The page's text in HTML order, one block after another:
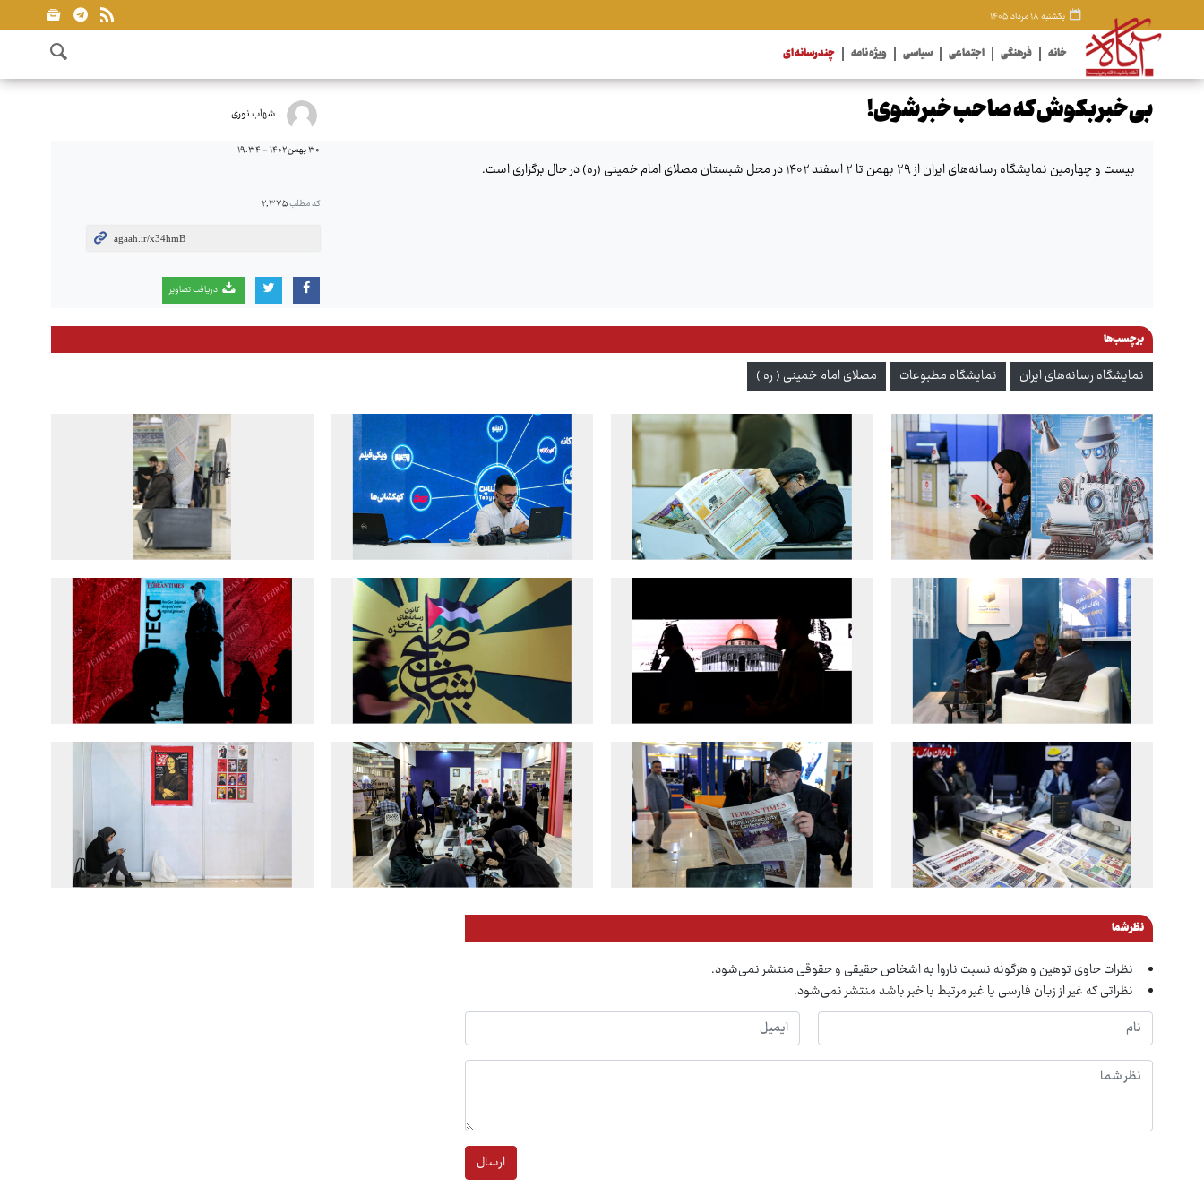
یکشنبه ۱۸ مرداد ۱۴۰۵
خانه فرهنگی اجتماعی سیاسی ویژه نامه چندرسانه ای
شهاب نوری
۳۰ بهمن ۱۴۰۲ - ۱۹:۳۴
کد مطلب۲٬۳۷۵
دریافت تصاویر
بی‌خبر بکوش که صاحب خبر شوی!
بیست و چهارمین نمایشگاه رسانه‌های ایران از ۲۹ بهمن تا ۲ اسفند ۱۴۰۲ در محل شبستان مصلای امام خمینی (ره) در حال برگزاری است.
برچسب‌ها
نمایشگاه رسانه‌های ایران نمایشگاه مطبوعات مصلای امام خمینی ( ره )
نظر شما
نظرات حاوی توهین و هرگونه نسبت ناروا به اشخاص حقیقی و حقوقی منتشر نمی‌شود.
نظراتی که غیر از زبان فارسی یا غیر مرتبط با خبر باشد منتشر نمی‌شود.
ارسال